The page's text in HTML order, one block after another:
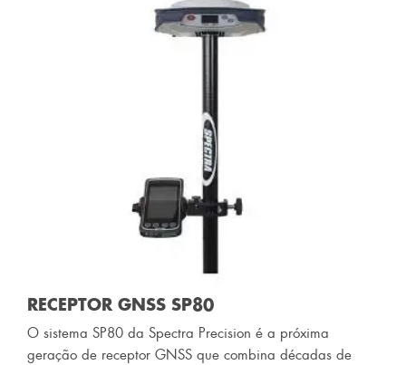
RECEPTOR GNSS SP80
O sistema SP80 da Spectra Precision é a próxima
geração de receptor GNSS que combina décadas de